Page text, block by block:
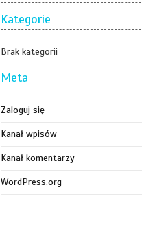
Kategorie
Brak kategorii
Meta
Zaloguj się
Kanał wpisów
Kanał komentarzy
WordPress.org